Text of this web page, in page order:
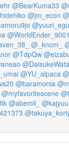
@BearKuma33
@jm_econ
@WorldEnder_9001
@_knom_
@TdpQw
@YU_alpaca
@baramonia
@myfavoritescene
@abemii_